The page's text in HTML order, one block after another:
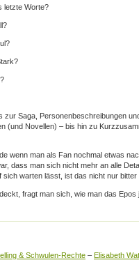
letzte Worte?
?
zur Saga, Personenbeschreibungen
(und Novellen) – bis hin zu
wenn man als Fan nochmal etwas
dass man sich nicht mehr an alle
sich warten lässt, ist das nicht nur
fragt man sich, wie man das
& Schwulen-Rechte – Elisabeth